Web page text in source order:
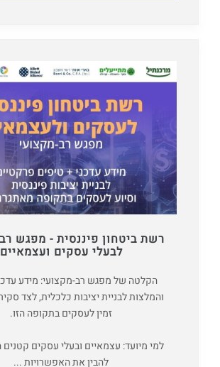
רשת ביטחון פיננסית - מפגש
לבעלי עסקים ועצמאיים
הקלטה של מפגש רב-מקצועי: מידע
והמלצות לבניית יציבות כלכלית, לצד
זמין לעסקים בתקופה הזו.
למי מיועד: עצמאיים ובעלי עסקים קטנים
להבין את האפשרויות ...